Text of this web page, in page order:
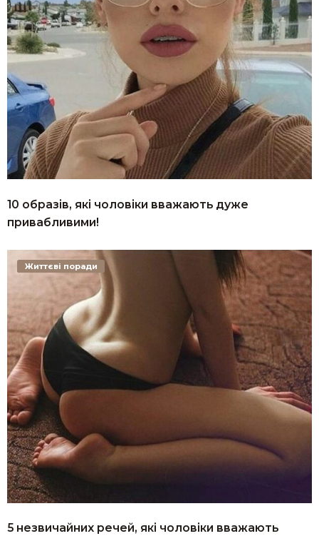
10 образів, які чоловіки вважають дуже
привабливими!
5 незвичайних речей, які чоловіки вважають
Життєві поради